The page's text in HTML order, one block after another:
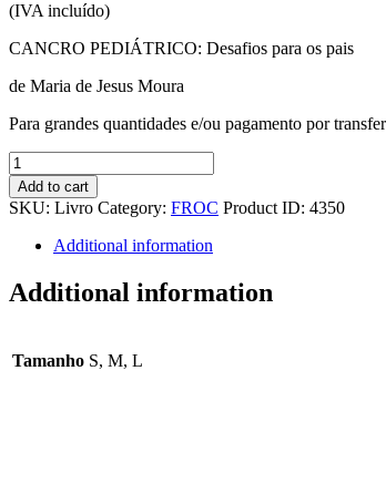
(IVA incluído)
CANCRO PEDIÁTRICO: Desafios para os pais
de Maria de Jesus Moura
Para grandes quantidades e/ou pagamento por
CANCRO
PEDIÁTRICO:
Desafios
para
quantity
Add to cart
SKU: Livro Category: FROC Product ID: 4350
Additional information
Additional information
Tamanho S, M, L